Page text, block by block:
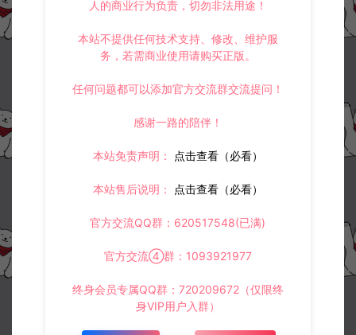
人的商业行为负责，切勿非法用途！
本站不提供任何技术支持、修改、维护服
务，若需商业使用请购买正版。
任何问题都可以添加官方交流群交流提问！
感谢一路的陪伴！
本站免责声明： 点击查看（必看）
本站售后说明： 点击查看（必看）
官方交流QQ群：620517548(已满)
官方交流④群：1093921977
终身会员专属QQ群：720209672（仅限终
身VIP用户入群）